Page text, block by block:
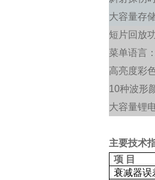
大容量存
短片回放
菜单语言
高亮度彩
10种波形
大容量锂
主要技术
项 目
衰减器误